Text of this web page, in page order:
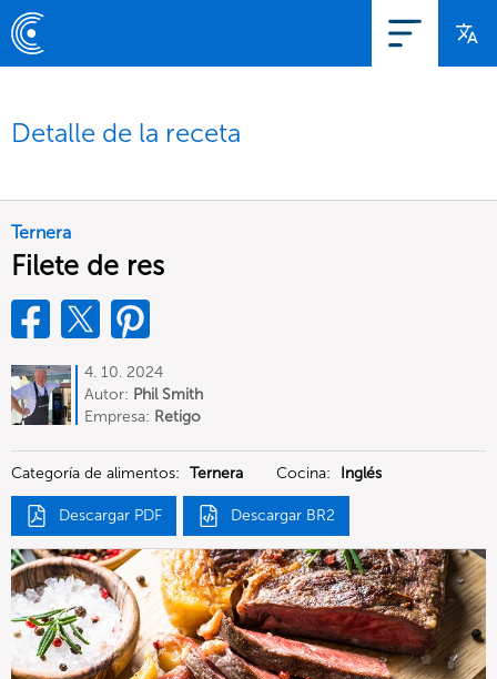
Detalle de la receta
Ternera
Filete de res
4. 10. 2024
Autor: Phil Smith
Empresa: Retigo
Categoría de alimentos: Ternera Cocina: Inglés
Descargar PDF Descargar BR2